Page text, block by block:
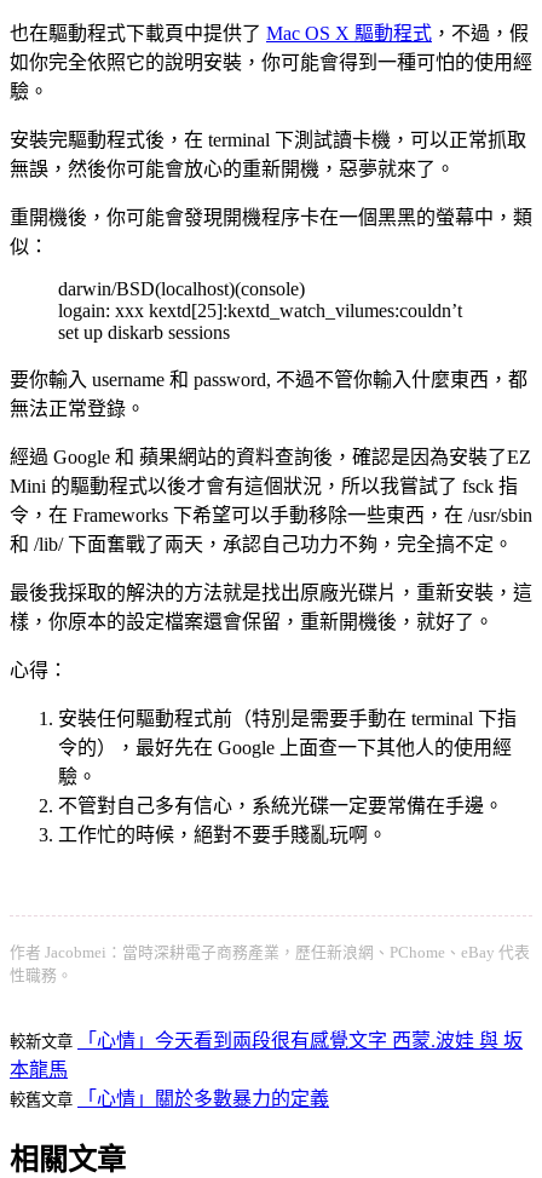
也在驅動程式下載頁中提供了 Mac OS X 驅動程式 ，不過，假
如你完全依照它的說明安裝，你可能會得到一種可怕的使用經
驗。
安裝完驅動程式後，在 terminal 下測試讀卡機，可以正常抓取
無誤，然後你可能會放心的重新開機，惡夢就來了。
重開機後，你可能會發現開機程序卡在一個黑黑的螢幕中，類
似：
darwin/BSD(localhost)(console)
logain: xxx kextd[25]:kextd_watch_vilumes:couldn’t
set up diskarb sessions
要你輸入 username 和 password, 不過不管你輸入什麼東西，都
無法正常登錄。
經過 Google 和 蘋果網站的資料查詢後，確認是因為安裝了EZ
Mini 的驅動程式以後才會有這個狀況，所以我嘗試了 fsck 指
令，在 Frameworks 下希望可以手動移除一些東西，在 /usr/sbin
和 /lib/ 下面奮戰了兩天，承認自己功力不夠，完全搞不定。
最後我採取的解決的方法就是找出原廠光碟片，重新安裝，這
樣，你原本的設定檔案還會保留，重新開機後，就好了。
心得：
安裝任何驅動程式前（特別是需要手動在 terminal 下指
令的），最好先在 Google 上面查一下其他人的使用經
驗。
不管對自己多有信心，系統光碟一定要常備在手邊。
工作忙的時候，絕對不要手賤亂玩啊。
作者 Jacobmei：當時深耕電子商務產業，歷任新浪網、PChome、eBay 代表
性職務。
較新文章
「心情」今天看到兩段很有感覺文字 西蒙.波娃 與 坂
本龍馬
較舊文章 「心情」關於多數暴力的定義
相關文章